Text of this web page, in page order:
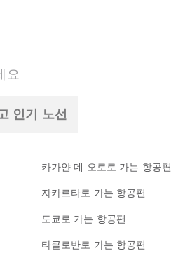
요
인기 노선
카가얀 데 오로로 가는 항공편
자카르타로 가는 항공편
도쿄로 가는 항공편
타클로반로 가는 항공편